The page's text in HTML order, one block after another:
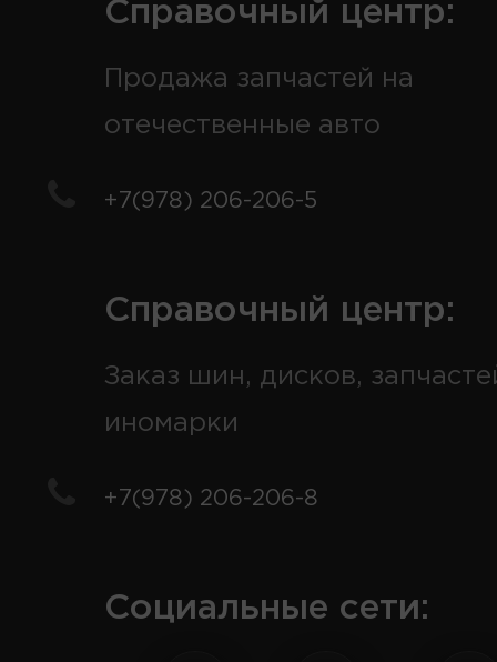
Справочный центр:
Продажа запчастей на
отечественные авто
+7(978) 206-206-5
Справочный центр:
Заказ шин, дисков,
иномарки
+7(978) 206-206-8
Социальные сети: